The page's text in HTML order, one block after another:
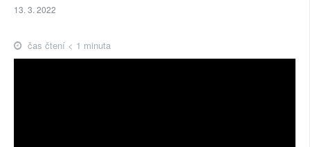
13. 3. 2022
čas čtení < 1 minuta